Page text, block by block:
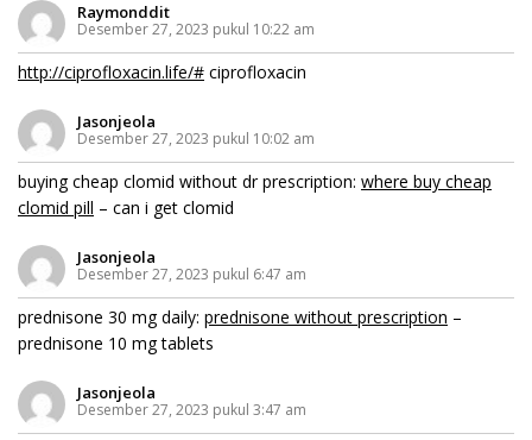
Raymonddit
Desember 27, 2023 pukul 10:22 am
http://ciprofloxacin.life/# ciprofloxacin
Jasonjeola
Desember 27, 2023 pukul 10:02 am
buying cheap clomid without dr prescription: where buy cheap
clomid pill – can i get clomid
Jasonjeola
Desember 27, 2023 pukul 6:47 am
prednisone 30 mg daily: prednisone without prescription –
prednisone 10 mg tablets
Jasonjeola
Desember 27, 2023 pukul 3:47 am